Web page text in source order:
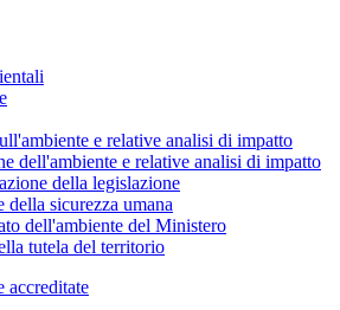
e relative analisi di impatto
dell'ambiente e relative analisi di impatto
della legislazione
della sicurezza umana
dell'ambiente del Ministero
tutela del territorio
accreditate